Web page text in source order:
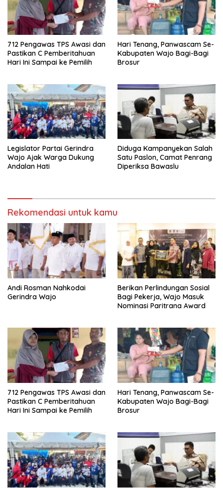
712 Pengawas TPS Awasi dan
Pastikan C Pemberitahuan
Hari Ini Sampai ke Pemilih
Hari Tenang, Panwascam Se-
Kabupaten Wajo Bagi-Bagi
Brosur
Legislator Partai Gerindra
Wajo Ajak Warga Dukung
Andalan Hati
Diduga Kampanyekan Salah
Satu Paslon, Camat Penrang
Diperiksa Bawaslu
Rekomendasi untuk kamu
Andi Rosman Nahkodai
Gerindra Wajo
Berikan Perlindungan Sosial
Bagi Pekerja, Wajo Masuk
Nominasi Paritrana Award
712 Pengawas TPS Awasi dan
Pastikan C Pemberitahuan
Hari Ini Sampai ke Pemilih
Hari Tenang, Panwascam Se-
Kabupaten Wajo Bagi-Bagi
Brosur